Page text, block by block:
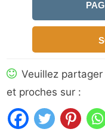
Veuillez
et proches sur :